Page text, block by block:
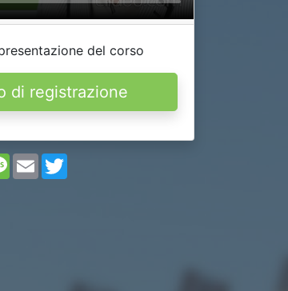
del corso
di registrazione
Message
Email